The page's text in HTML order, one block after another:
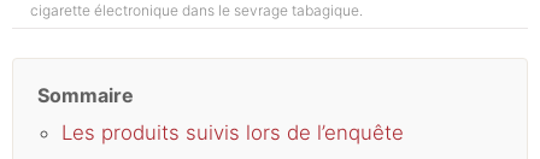
cigarette électronique dans le sevrage tabagique.
Sommaire
Les produits suivis lors de l’enquête